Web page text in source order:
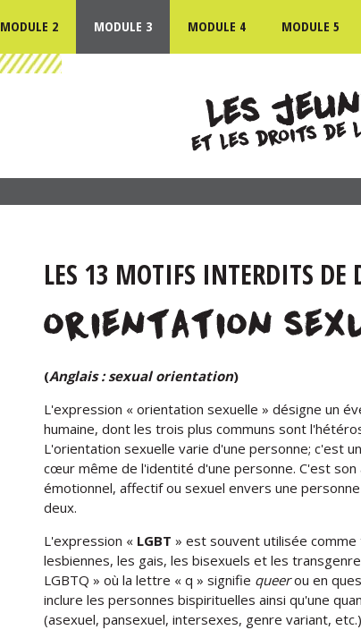
MODULE 2 MODULE 3 MODULE 4 MODULE 5
LES 13 MOTIFS INTERDITS
(Anglais : sexual orientation)
L'expression « orientation sexuelle » désigne un
humaine, dont les trois plus communs sont
L'orientation sexuelle varie d'une personne; c'est
cœur même de l'identité d'une personne. C'est
émotionnel, affectif ou sexuel envers une
deux.
L'expression « LGBT » est souvent utilisée
lesbiennes, les gais, les bisexuels et les
LGBTQ » où la lettre « q » signifie queerou en
inclure les personnes bispirituelles ainsi qu'une
(asexuel, pansexuel, intersexes, genre variant, etc.)